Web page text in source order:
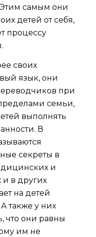
самым они
детей от себя,
процессу
своих
язык, они
при
семьи,
выполнять
В
секреты в
и
и в других
на детей
также у них
что они равны
им не